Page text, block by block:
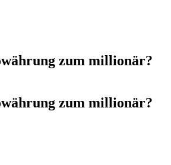
zum millionär?
zum millionär?